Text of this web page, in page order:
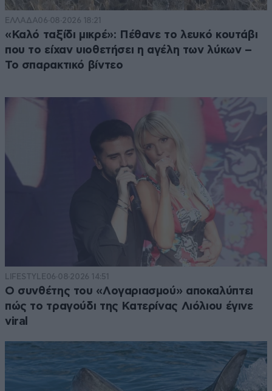
ΕΛΛΑΔΑ06·08·2026 18:21
«Καλό ταξίδι μικρέ»: Πέθανε το λευκό κουτάβι
που το είχαν υιοθετήσει η αγέλη των λύκων –
Το σπαρακτικό βίντεο
LIFESTYLE06·08·2026 14:51
Ο συνθέτης του «Λογαριασμού» αποκαλύπτει
πώς το τραγούδι της Κατερίνας Λιόλιου έγινε
viral